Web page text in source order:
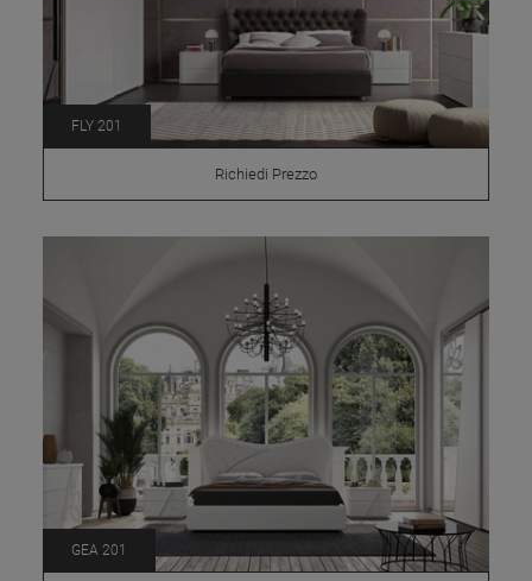
FLY 201
Richiedi Prezzo
GEA 201